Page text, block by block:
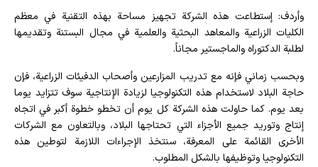
وأردف: إستطاعت هذه الشركة تجهيز مساحة بهذه التقنية في معظم
الكليات الزراعية والمعاهد البحثية والعلمية في مجال البستنة وتقديمها
لطلبة الدكتوراه والماجستير مجاناً.
وبحسب زماني فإنه مع تدريب المزارعين وأصحاب الدفيئات الزراعية، فإن
حاجة البلاد لاستخدام هذه التكنولوجيا لزيادة الإنتاجية سوف تتزايد يوما
بعد يوم. كما حاولت هذه الشركة كل يوم أن تخطو خطوة أكبر في اتجاه
إنتاج وتوريد جميع الأجزاء التي تحتاجها البلاد، وبالتعاون مع الشركات
الأخرى القائمة على المعرفة، سنتخذ الإجراءات اللازمة لتوطين هذه
التكنولوجيا وتوظيفها بالشكل المطلوب.